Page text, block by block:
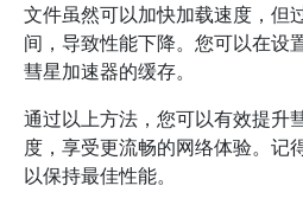
文件虽然可以加快加载速度，但
间，导致性能下降。您可以在设
彗星加速器的缓存。
通过以上方法，您可以有效提升
度，享受更流畅的网络体验。记
以保持最佳性能。